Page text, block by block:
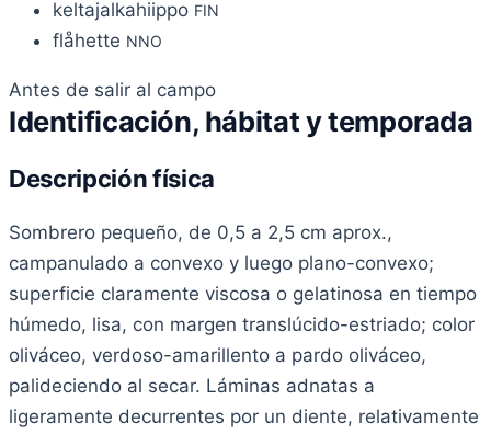
keltajalkahiippo FIN
flåhette NNO
Antes de salir al campo
Identificación, hábitat y temporada
Descripción física
Sombrero pequeño, de 0,5 a 2,5 cm aprox.,
campanulado a convexo y luego plano-convexo;
superficie claramente viscosa o gelatinosa en tiempo
húmedo, lisa, con margen translúcido-estriado; color
oliváceo, verdoso-amarillento a pardo oliváceo,
palideciendo al secar. Láminas adnatas a
ligeramente decurrentes por un diente, relativamente